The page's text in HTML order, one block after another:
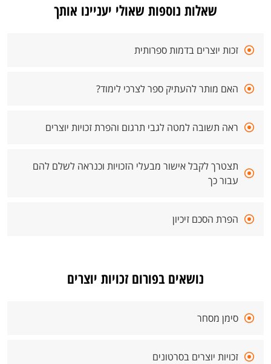
שאלות נוספות שאולי יעניינו אותך
זכות יוצרים בדמות ספרותית
האם מותר להעתיק ספר לצרכי לימוד?
ראה תשובה למטה לגבי תרגום והפרת זכויות יוצרים
תצטרך לקבל אישור מבעלי הזכויות וכנראה לשלם להם
עבור כך
הפרת הסכם זיכיון
נושאים בפורום זכויות יוצרים
סימן מסחר
זכויות יוצרים בסרטונים